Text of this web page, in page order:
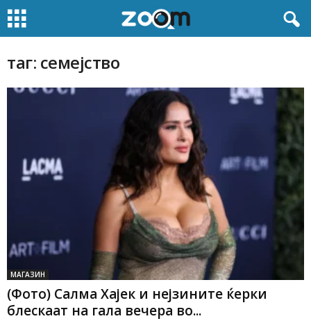
таг: семејство
МАГАЗИН
(Фото) Салма Хајек и нејзините ќерки
блескаат на гала вечера во...